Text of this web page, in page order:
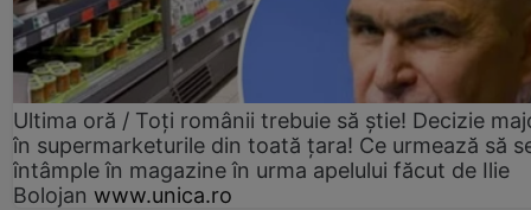
Ultima oră / Toți românii trebuie să știe! Decizie
în supermarketurile din toată țara! Ce urmează să
întâmple în magazine în urma apelului făcut de Ilie
Bolojan www.unica.ro